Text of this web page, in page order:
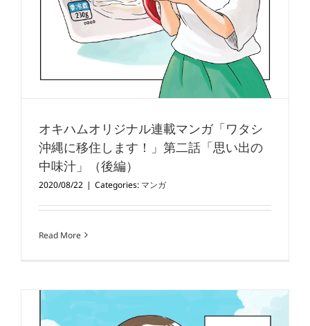
オキハムオリジナル連載マンガ「ワタシ
沖縄に移住します！」第二話「思い出の
中味汁」（後編）
2020/08/22 | Categories: マンガ
Read More